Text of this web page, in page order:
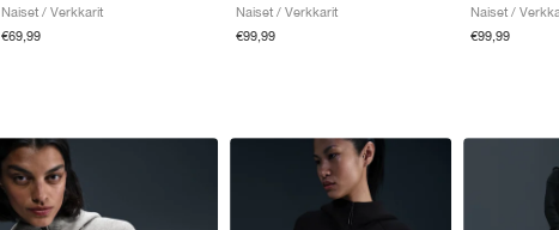
Naiset / Verkkarit
€69,99
Naiset / Verkkarit
€99,99
Naiset /
€99,99